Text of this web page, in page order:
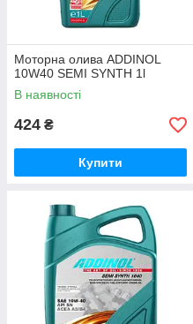
Моторна олива ADDINOL
10W40 SEMI SYNTH 1l
В наявності
424 ₴
Купити